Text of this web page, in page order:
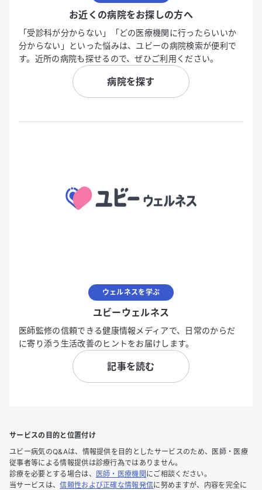
お近くの病院をお探しの方へ
「受診科が分からない」「どの医療機関に行ったらいいか
分からない」といった悩みは、ユビーの病院検索が便利で
す。近所の病院も探せるので、ぜひご利用ください。
病院を探す
ウェルネスを学ぶ
ユビーウェルネス
医師監修の信頼できる健康情報メディアで、日常のからだ
に寄り添う生活改善のヒントをお届けします。
記事を読む
サービスの目的と位置付け
ユビー病気のQ&Aは、情報提供を目的としたサービスのため、医師・医療
従事者等による情報提供は診療行為ではありません。
診療を必要とする場合は、
医師・医療機関 にご相談ください。
当サービスは、信頼性および正確な情報発信に努めますが、内容を完全に